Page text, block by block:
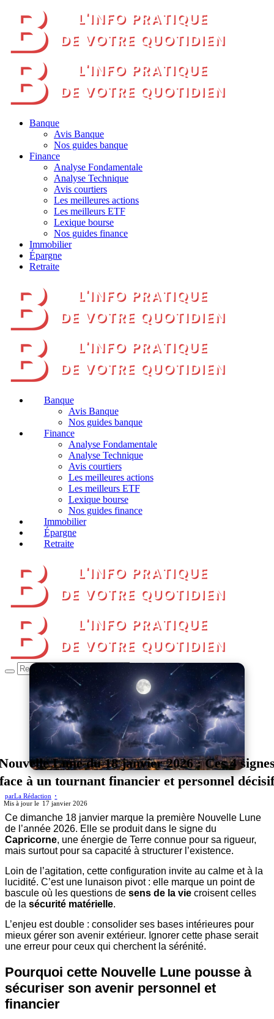
Banque
Avis Banque
Nos guides banque
Finance
Analyse Fondamentale
Analyse Technique
Avis courtiers
Les meilleures actions
Les meilleurs ETF
Lexique bourse
Nos guides finance
Immobilier
Épargne
Retraite
Banque
Avis Banque
Nos guides banque
Finance
Analyse Fondamentale
Analyse Technique
Avis courtiers
Les meilleures actions
Les meilleurs ETF
Lexique bourse
Nos guides finance
Immobilier
Épargne
Retraite
Lune du 18 janvier 2026 : Ces 4
face à un tournant financier et personnel décisif
parLa Rédaction
17 janvier 2026
Ce dimanche 18 janvier marque la première Nouvelle Lune
de l’année 2026. Elle se produit dans le signe du
Capricorne, une énergie de Terre connue pour sa rigueur,
mais surtout pour sa capacité à structurer l’existence.
Loin de l’agitation, cette configuration invite au calme et à la
lucidité. C’est une lunaison pivot : elle marque un point de
bascule où les questions de sens de la vie croisent celles
de la sécurité matérielle.
L’enjeu est double : consolider ses bases intérieures pour
mieux gérer son avenir extérieur. Ignorer cette phase serait
une erreur pour ceux qui cherchent la sérénité.
Pourquoi cette Nouvelle Lune pousse à
sécuriser son avenir personnel et
financier